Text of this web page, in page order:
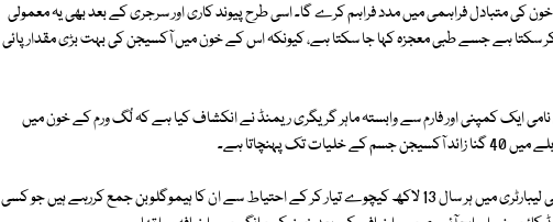
کی متبادل فراہمی میں مدد فراہم کرے گا۔ اسی طرح پیوند کاری اور سرجری کے بعد بھی یہ معمولی
کر سکتا ہے جسے طبی معجزہ کہا جا سکتا ہے، کیونکہ اس کے خون میں آکسیجن کی بہت بڑی مقدار پائی
نامی ایک کمپنی اور فارم سے وابستہ ماہر گریگری ریمنڈ نے انکشاف کیا ہے کہ لُگ ورم کے خون میں
پہنچاتا ہے۔
گریگری کی ٹیم دن رات محنت کرکے لگ اپنی لیبارٹری میں ہر سال 13 لاکھ کیچوے تیار کر کے احتیاط سے ان کا ہیموگلوبن جمع کررہے ہیں جو کسی